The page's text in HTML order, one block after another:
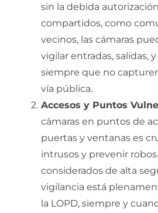
sin la debida
compartidos, como
vecinos, las cámaras
vigilar entradas, salidas,
siempre que no
vía pública.
Accesos y Puntos
cámaras en puntos de
puertas y ventanas es
intrusos y prevenir
considerados de alta
vigilancia está
la LOPD, siempre y